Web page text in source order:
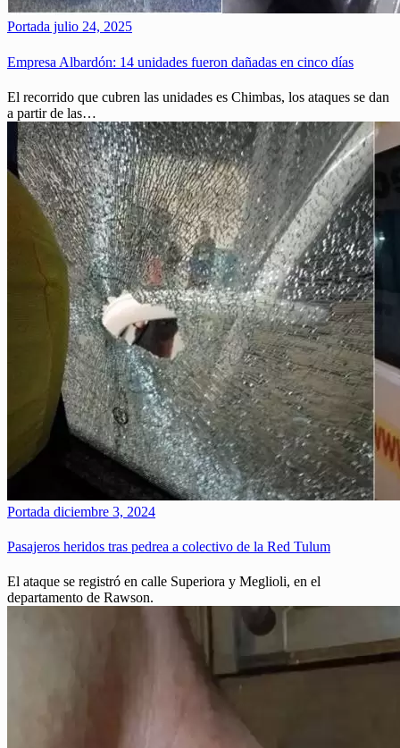
Portada julio 24, 2025
Empresa Albardón: 14 unidades fueron dañadas en cinco días
El recorrido que cubren las unidades es Chimbas, los ataques se dan
a partir de las…
Portada diciembre 3, 2024
Pasajeros heridos tras pedrea a colectivo de la Red Tulum
El ataque se registró en calle Superiora y Meglioli, en el
departamento de Rawson.